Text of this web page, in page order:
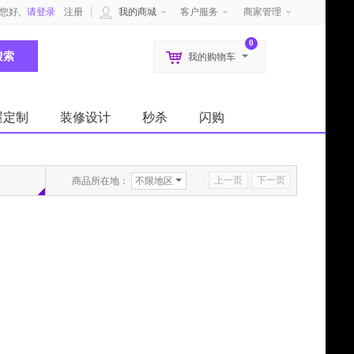
客户服务 商家管理
我的商城
您好, 请登录 注册
0
我的购物车
制 装修设计 秒杀 闪购
上一页 下一页
商品所在地： 不限地区